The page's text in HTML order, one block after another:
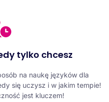
tylko chcesz
na naukę języków dla
się uczysz i w jakim tempie!
jest kluczem!